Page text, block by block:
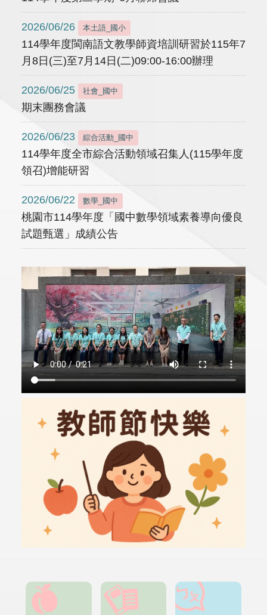
2026/06/26 本土語_國小
114學年度閩南語文教學師資培訓研習於115年7
月8日(三)至7月14日(二)09:00-16:00辦理
2026/06/25 社會_國中
期末團務會議
2026/06/23 綜合活動_國中
114學年度全市綜合活動領域召集人(115學年度
領召)增能研習
2026/06/22 數學_國中
桃園市114學年度「國中數學領域素養導向優良
試題甄選」成績公告